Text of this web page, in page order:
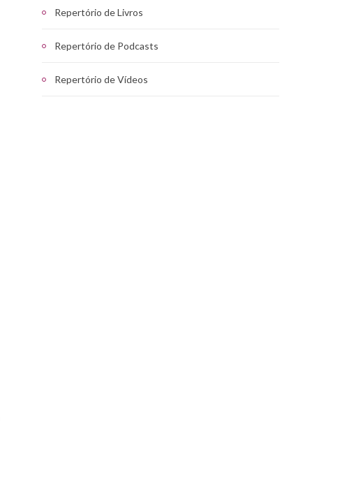
Repertório de Livros
Repertório de Podcasts
Repertório de Vídeos